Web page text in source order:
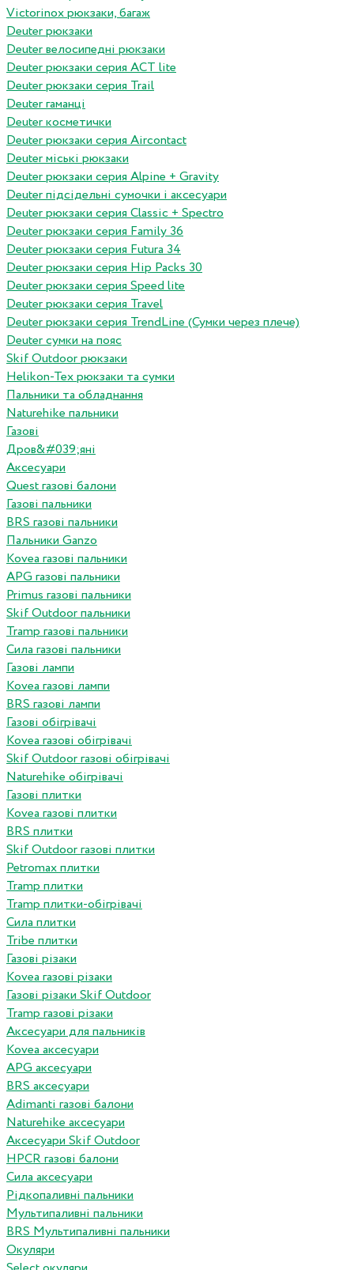
Victorinox рюкзаки, багаж
Deuter рюкзаки
Deuter велосипедні рюкзаки
Deuter рюкзаки серия ACT lite
Deuter рюкзаки серия Trail
Deuter гаманці
Deuter косметички
Deuter рюкзаки серия Aircontact
Deuter міські рюкзаки
Deuter рюкзаки серия Alpine + Gravity
Deuter підсідельні сумочки і аксесуари
Deuter рюкзаки серия Classic + Spectro
Deuter рюкзаки серия Family 36
Deuter рюкзаки серия Futura 34
Deuter рюкзаки серия Hip Packs 30
Deuter рюкзаки серия Speed lite
Deuter рюкзаки серия Travel
Deuter рюкзаки серия TrendLine (Сумки через плече)
Deuter сумки на пояс
Skif Outdoor рюкзаки
Helikon-Tex рюкзаки та сумки
Пальники та обладнання
Naturehike пальники
Газові
Дров&#039;яні
Аксесуари
Quest газові балони
Газові пальники
BRS газові пальники
Пальники Ganzo
Kovea газові пальники
APG газові пальники
Primus газові пальники
Skif Outdoor пальники
Tramp газові пальники
Сила газові пальники
Газові лампи
Kovea газові лампи
BRS газові лампи
Газові обігрівачі
Kovea газові обігрівачі
Skif Outdoor газові обігрівачі
Naturehike обігрівачі
Газові плитки
Kovea газові плитки
BRS плитки
Skif Outdoor газові плитки
Petromax плитки
Tramp плитки
Tramp плитки-обігрівачі
Сила плитки
Tribe плитки
Газові різаки
Kovea газові різаки
Газові різаки Skif Outdoor
Tramp газові різаки
Аксесуари для пальників
Kovea аксесуари
APG аксесуари
BRS аксесуари
Adimanti газові балони
Naturehike аксесуари
Аксесуари Skif Outdoor
HPCR газові балони
Сила аксесуари
Рідкопаливні пальники
Мультипаливні пальники
BRS Мультипаливні пальники
Окуляри